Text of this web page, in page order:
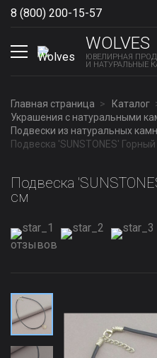
8 (800) 200-15-57
WOLVES
ЮВЕЛИРНАЯ
И НАТУРАЛЬНЫЕ
Главная страница
Каталог
Украшения с натуральными
Подвески из натуральных
Подвеска 'SUNSTONES'
Подвеска
см
отзывов